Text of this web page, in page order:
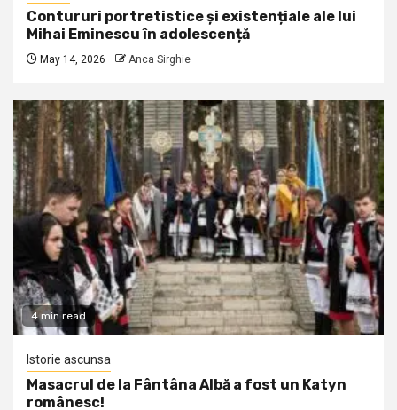
Contururi portretistice și existențiale ale lui
Mihai Eminescu în adolescență
May 14, 2026 Anca Sirghie
4 min read
Istorie ascunsa
Masacrul de la Fântâna Albă a fost un Katyn
românesc!